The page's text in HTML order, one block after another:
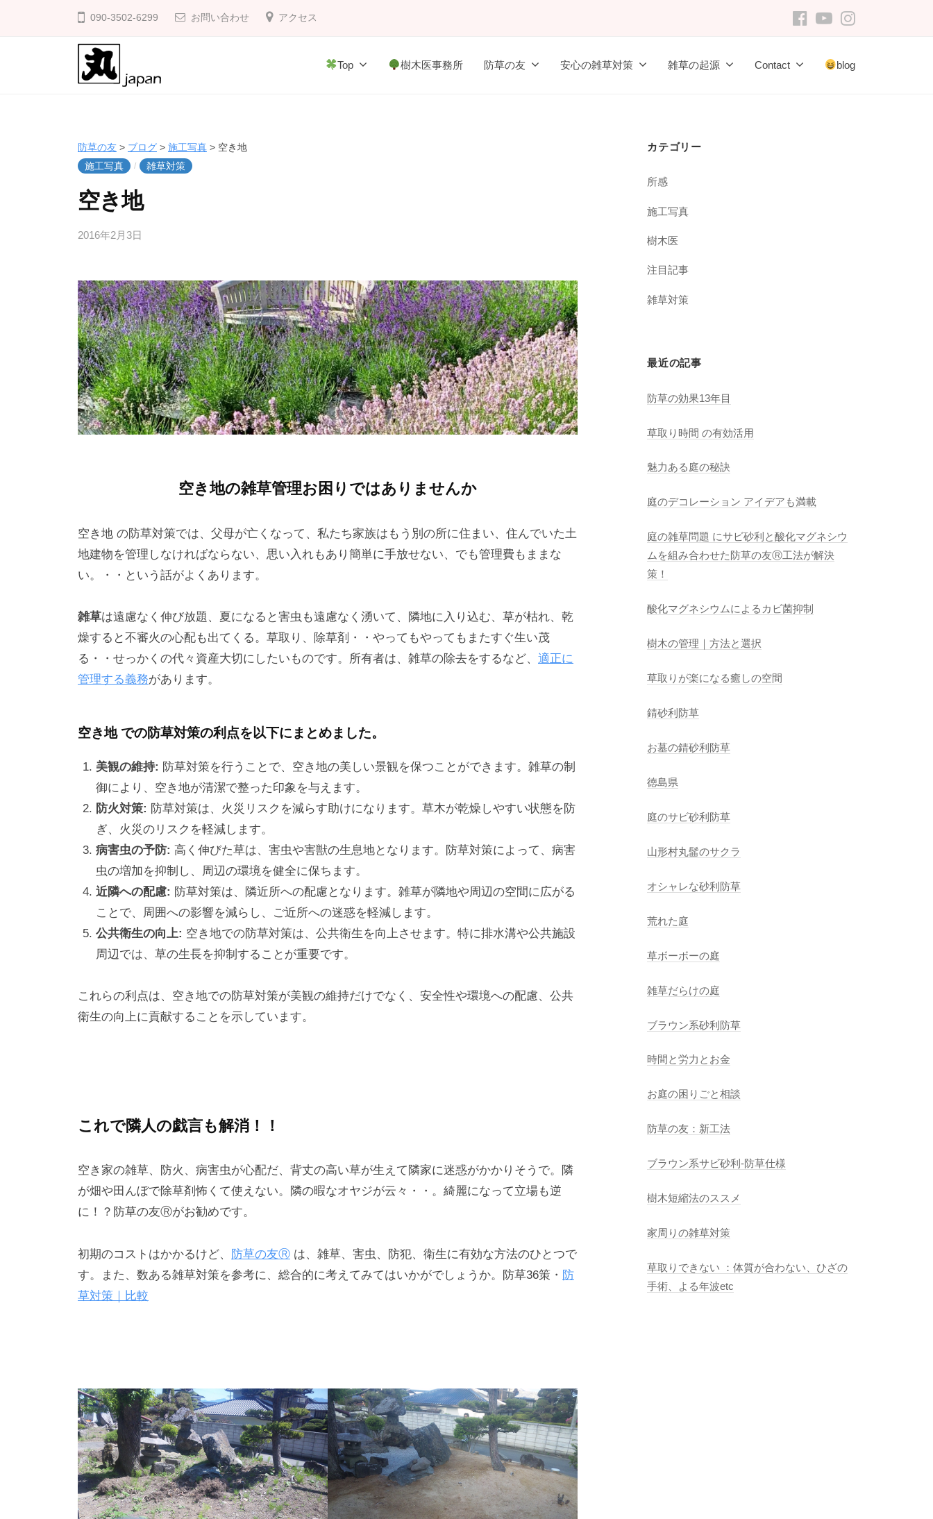
090-3502-6299 お問い合わせ アクセス FB youtubeInstagram
の
友
草
策
防
の
友
Top 樹木医事務所 防草の友 安心の雑草対策 雑草の起源 Contact blog
防草の友 > ブログ > 施工写真 > 空き地
施工写真
/ 雑草対策
空き地
2016年2月3日
a
k
u
m
a
r
u
7
の
コ
メ
ン
ト
空き地の雑草管理お困りではありませんか
空き地 の防草対策では、父母が亡くなって、私たち家族はもう別の所に住まい、住んでいた土
地建物を管理しなければならない、思い入れもあり簡単に手放せない、でも管理費もままな
い。・・という話がよくあります。
雑草は遠慮なく伸び放題、夏になると害虫も遠慮なく湧いて、隣地に入り込む、草が枯れ、乾
燥すると不審火の心配も出てくる。草取り、除草剤・・やってもやってもまたすぐ生い茂
る・・せっかくの代々資産大切にしたいものです。所有者は、雑草の除去をするなど、 適正に
管理する義務があります。
空き地 での防草対策の利点を以下にまとめました。
美観の維持: 防草対策を行うことで、空き地の美しい景観を保つことができます。雑草の制
御により、空き地が清潔で整った印象を与えます。
防火対策: 防草対策は、火災リスクを減らす助けになります。草木が乾燥しやすい状態を防
ぎ、火災のリスクを軽減します。
病害虫の予防: 高く伸びた草は、害虫や害獣の生息地となります。防草対策によって、病害
虫の増加を抑制し、周辺の環境を健全に保ちます。
近隣への配慮: 防草対策は、隣近所への配慮となります。雑草が隣地や周辺の空間に広がる
ことで、周囲への影響を減らし、ご近所への迷惑を軽減します。
公共衛生の向上: 空き地での防草対策は、公共衛生を向上させます。特に排水溝や公共施設
周辺では、草の生長を抑制することが重要です。
これらの利点は、空き地での防草対策が美観の維持だけでなく、安全性や環境への配慮、公共
衛生の向上に貢献することを示しています。
これで隣人の戯言も解消！！
空き家の雑草、防火、病害虫が心配だ、背丈の高い草が生えて隣家に迷惑がかかりそうで。隣
が畑や田んぼで除草剤怖くて使えない。隣の暇なオヤジが云々・・。綺麗になって立場も逆
に！？防草の友Ⓡがお勧めです。
初期のコストはかかるけど、 防草の友Ⓡ は、雑草、害虫、防犯、衛生に有効な方法のひとつで
す。また、数ある雑草対策を参考に、総合的に考えてみてはいかがでしょうか。防草36策・ 防
草対策｜比較
カテゴリー
所感
施工写真
樹木医
注目記事
雑草対策
最近の記事
防草の効果13年目
草取り時間 の有効活用
魅力ある庭の秘訣
庭のデコレーション アイデアも満載
庭の雑草問題 にサビ砂利と酸化マグネシウ
ムを組み合わせた防草の友Ⓡ工法が解決
策！
酸化マグネシウムによるカビ菌抑制
樹木の管理｜方法と選択
草取りが楽になる癒しの空間
錆砂利防草
お墓の錆砂利防草
徳島県
庭のサビ砂利防草
山形村丸髷のサクラ
オシャレな砂利防草
荒れた庭
草ボーボーの庭
雑草だらけの庭
ブラウン系砂利防草
時間と労力とお金
お庭の困りごと相談
防草の友：新工法
ブラウン系サビ砂利-防草仕様
樹木短縮法のススメ
家周りの雑草対策
草取りできない ：体質が合わない、ひざの
手術、よる年波etc
草
の
友